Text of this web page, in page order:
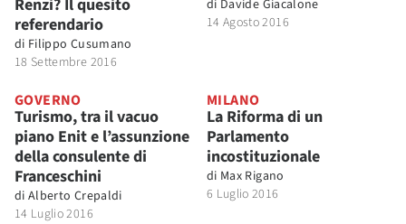
Renzi? Il quesito
referendario
di Filippo Cusumano
18 Settembre 2016
di Davide Giacalone
14 Agosto 2016
GOVERNO
Turismo, tra il vacuo
piano Enit e l’assunzione
della consulente di
Franceschini
di Alberto Crepaldi
14 Luglio 2016
MILANO
La Riforma di un
Parlamento
incostituzionale
di Max Rigano
6 Luglio 2016